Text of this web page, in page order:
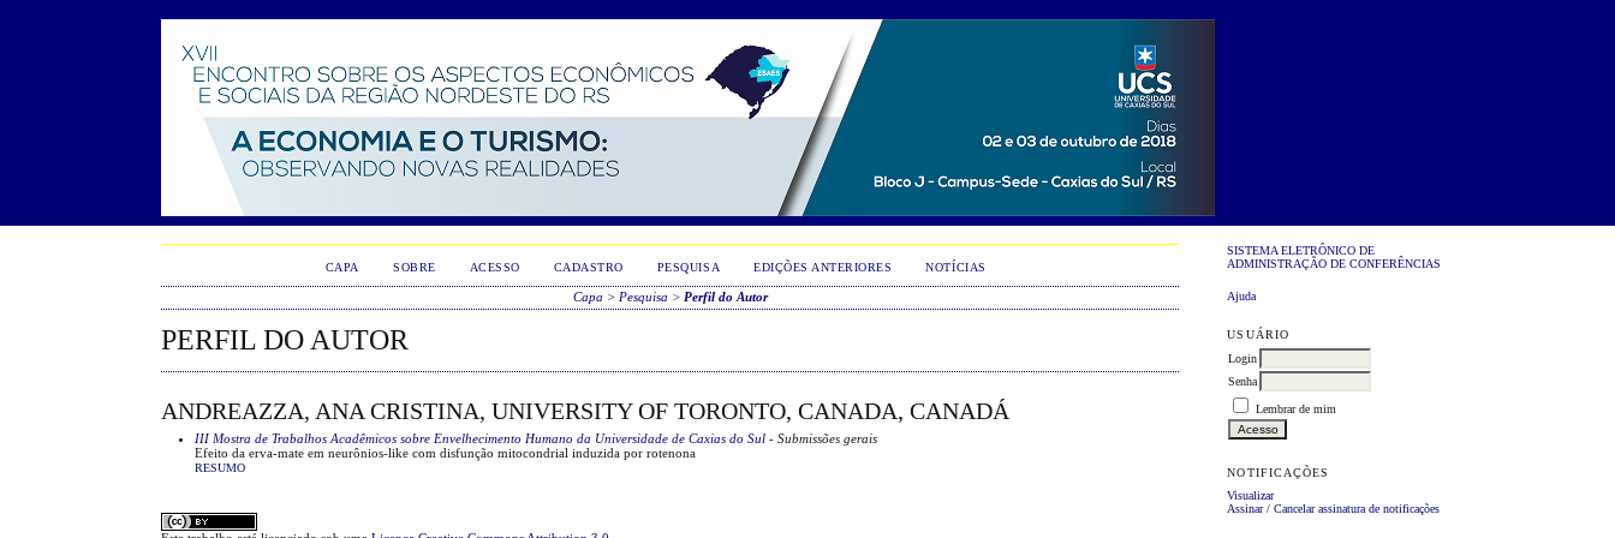
SISTEMA ELETRÔNICO DE
ADMINISTRAÇÃO DE CONFERÊNCIAS
Ajuda
USUÁRIO
Login
Senha
Lembrar de mim
NOTIFICAÇÕES
Visualizar
Assinar/Cancelar assinatura de notificações
CAPA SOBRE ACESSO CADASTRO PESQUISA EDIÇÕES ANTERIORES NOTÍCIAS
Capa > Pesquisa > Perfil do Autor
PERFIL DO AUTOR
ANDREAZZA, ANA CRISTINA, UNIVERSITY OF TORONTO, CANADA, CANADÁ
III Mostra de Trabalhos Acadêmicos sobre Envelhecimento Humano da Universidade de Caxias do Sul - Submissões gerais
Efeito da erva-mate em neurônios-like com disfunção mitocondrial induzida por rotenona
RESUMO